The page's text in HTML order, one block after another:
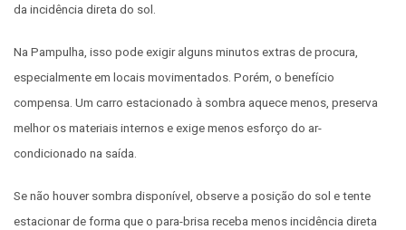
da incidência direta do sol.
Na Pampulha, isso pode exigir alguns minutos extras de procura,
especialmente em locais movimentados. Porém, o benefício
compensa. Um carro estacionado à sombra aquece menos, preserva
melhor os materiais internos e exige menos esforço do ar-
condicionado na saída.
Se não houver sombra disponível, observe a posição do sol e tente
estacionar de forma que o para-brisa receba menos incidência direta